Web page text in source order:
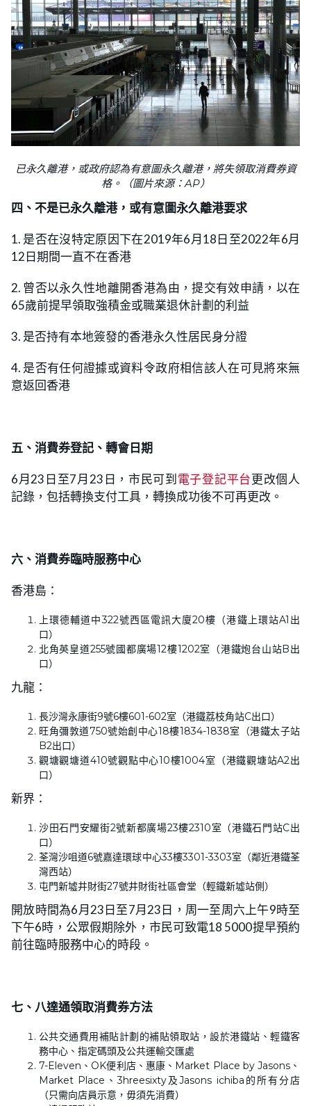
已永久離港，或政府認為有意圖永久離港，將失領取消費券資
格。（圖片來源：AP）
四、不是已永久離港，或有意圖永久離港要求
1. 是否在沒特定原因下在2019年6月18日至2022年6月
12日期間一直不在香港
2. 曾否以永久性地離開香港為由，提交有效申請，以在
65歲前提早領取強積金或職業退休計劃的利益
3. 是否持有本地簽發的香港永久性居民身分證
4. 是否有任何證據或資料令政府相信該人在可見將來無
意返回香港
五、消費券登記、轉會日期
6月23日至7月23日，市民可到 電子登記平台更改個人
記錄，包括轉換支付工具，轉換成功後不可再更改。
六、消費券臨時服務中心
香港島：
上環德輔道中322號西區電訊大廈20樓（港鐵上環站A1出
口）
北角英皇道255號國都廣場12樓1202室（港鐵炮台山站B出
口）
九龍：
長沙灣永康街9號6樓601-602室（港鐵荔枝角站C出口）
旺角彌敦道750號始創中心18樓1834-1838室（港鐵太子站
B2出口）
觀塘觀塘道410號觀點中心10樓1004室（港鐵觀塘站A2出
口）
新界：
沙田石門安耀街2號新都廣場23樓2310室（港鐵石門站C出
口）
荃灣沙咀道6號嘉達環球中心33樓3301-3303室（鄰近港鐵荃
灣西站）
屯門新墟井財街27號井財街社區會堂（輕鐵新墟站側）
開放時間為6月23日至7月23日，周一至周六上午9時至
下午6時，公眾假期除外，市民可致電18 5000提早預約
前往臨時服務中心的時段。
七、八達通領取消費券方法
公共交通費用補貼計劃的補貼領取站，設於港鐵站、輕鐵客
務中心、指定碼頭及公共運輸交匯處
7-Eleven、OK便利店、惠康、Market Place by Jasons、
Market Place、3hreesixty及Jasons ichiba的所有分店
（只需向店員示意，毋須先消費）